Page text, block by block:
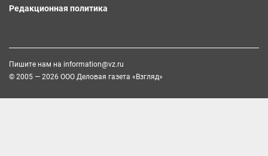
Редакционная политика
Пишите нам на information@vz.ru
© 2005 — 2026 ООО Деловая газета «Взгляд»